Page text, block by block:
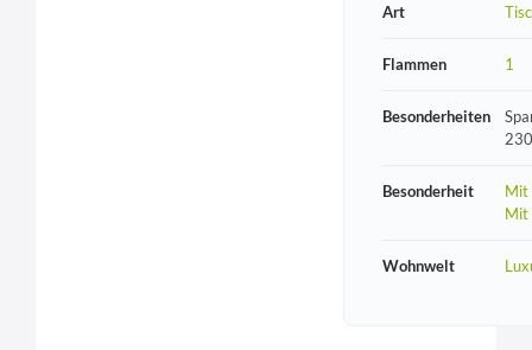
Art
Flammen 1
Besonderheiten
Besonderheit
Mit
Mit
Wohnwelt